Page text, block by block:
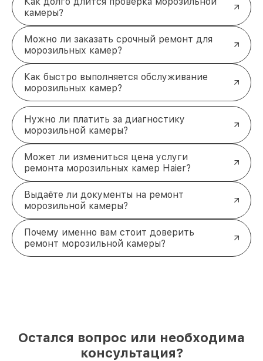
Прозрачные цены. Стоимость ремонта
фиксируется после диагностики — никаких
скрытых трат.
Заключение: ваш надёжный
партнёр в ремонте морозильных
камер Haier
Широкий спектр услуг, профессиональный подход
и оперативность делают сотрудничество с нами
удобным и эффективным. Обратитесь за
ремонтом морозильной камеры Haier в Москве
прямо сейчас! Позвоните по телефону +7 (495)
152-68-30 или посетите нас по адресу улица
Сущёвский Вал, 5с1.
камеры?
Можно ли заказать срочный ремонт для
морозильных камер?
Как быстро выполняется обслуживание
морозильных камер?
Нужно ли платить за диагностику
морозильной камеры?
Может ли измениться цена услуги
ремонта морозильных камер Haier?
Выдаёте ли документы на ремонт
морозильной камеры?
Почему именно вам стоит доверить
ремонт морозильной камеры?
Остался вопрос или необходима
консультация?